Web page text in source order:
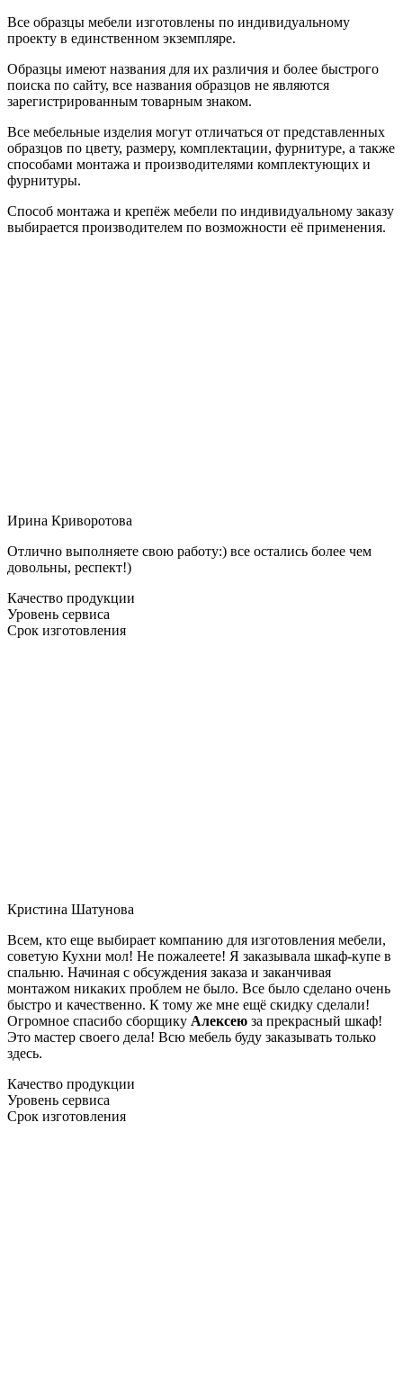
Все образцы мебели изготовлены по индивидуальному
проекту в единственном экземпляре.
Образцы имеют названия для их различия и более быстрого
поиска по сайту, все названия образцов не являются
зарегистрированным товарным знаком.
Все мебельные изделия могут отличаться от представленных
образцов по цвету, размеру, комплектации, фурнитуре, а также
способами монтажа и производителями комплектующих и
фурнитуры.
Способ монтажа и крепёж мебели по индивидуальному заказу
выбирается производителем по возможности её применения.
Ирина Криворотова
Отлично выполняете свою работу:) все остались более чем
довольны, респект!)
Качество продукции
Уровень сервиса
Срок изготовления
Кристина Шатунова
Всем, кто еще выбирает компанию для изготовления мебели,
советую Кухни мол! Не пожалеете! Я заказывала шкаф-купе в
спальню. Начиная с обсуждения заказа и заканчивая
монтажом никаких проблем не было. Все было сделано очень
быстро и качественно. К тому же мне ещё скидку сделали!
Огромное спасибо сборщику Алексею за прекрасный шкаф!
Это мастер своего дела! Всю мебель буду заказывать только
здесь.
Качество продукции
Уровень сервиса
Срок изготовления